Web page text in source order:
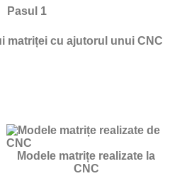
Pasul 1
matriței cu ajutorul unui CNC
Modele matrițe realizate la
CNC